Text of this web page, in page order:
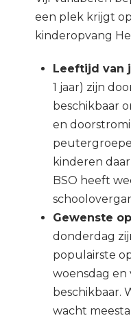
een plek krijgt
kinderopvang
Leeftijd van
1 jaar) zijn
beschikbaar
en
kinderen
BSO heeft
Gewenste
donderdag
populairste
woensdag en
beschikbaar.
wacht